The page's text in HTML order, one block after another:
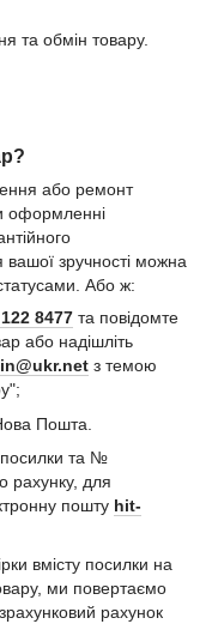
та обмін товару.
або ремонт
оформленні
вашої зручності можна
Або ж:
8477 та повідомте
або надішліть
з темою
Пошта.
посилки та №
рахунку, для
пошту hit-
вмісту посилки на
ми повертаємо
рахунок